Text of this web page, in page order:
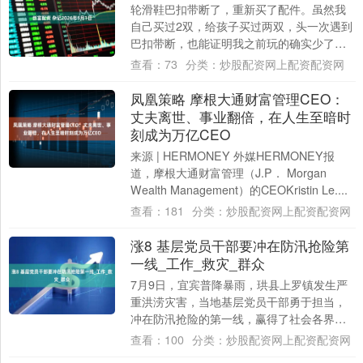
轮滑鞋巴扣带断了，重新买了配件。虽然我
自己买过2双，给孩子买过两双，头一次遇到
巴扣带断，也能证明我之前玩的确实少了。
哈哈。或者之前质量好，这次断掉的是当时
查看： 73 分类： 炒股配资网上配资配资网
凤凰策略 摩根大通财富管理CEO：
丈夫离世、事业翻倍，在人生至暗时
刻成为万亿CEO
来源 | HERMONEY 外媒HERMONEY报
道，摩根大通财富管理（J.P． Morgan
Wealth Management）的CEOKristin Le....
查看： 181 分类： 炒股配资网上配资配资网
涨8 基层党员干部要冲在防汛抢险第
一线_工作_救灾_群众
7月9日，宜宾普降暴雨，珙县上罗镇发生严
重洪涝灾害，当地基层党员干部勇于担当，
冲在防汛抢险的第一线，赢得了社会各界和
群众的广泛赞许。 当前正值汛情严峻复杂、
查看： 100 分类： 炒股配资网上配资配资网